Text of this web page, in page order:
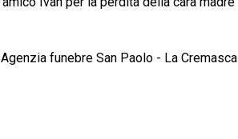
Agenzia funebre San Paolo - La Cremasca